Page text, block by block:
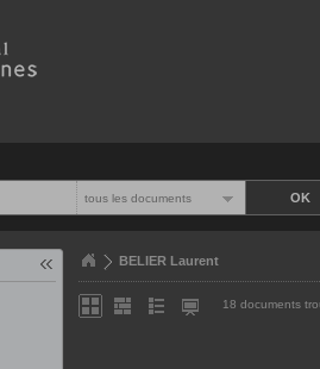
tous les documents
BELIER Laurent
18 documents